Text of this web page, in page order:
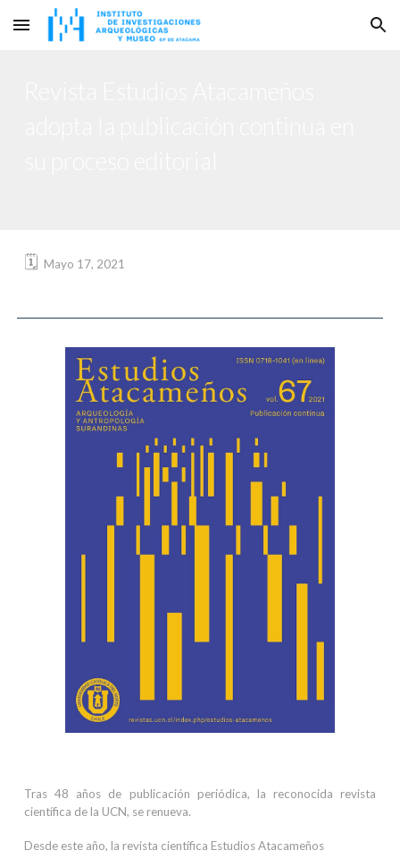
Skip to main content Skip to navigation
🗓️ Mayo 17, 2021
Tras 48 años de publicación periódica, la reconocida revista
científica de la UCN, se renueva.
Desde este año, la revista científica Estudios Atacameños